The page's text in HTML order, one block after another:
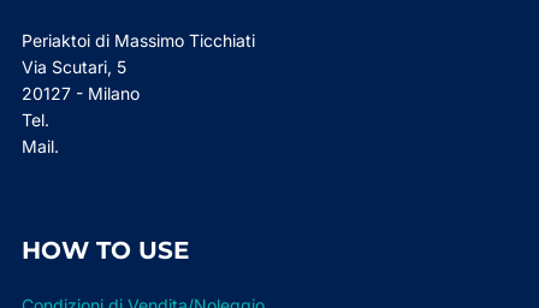
Periaktoi di Massimo Ticchiati
Via Scutari, 5
20127 - Milano
Tel.
Mail.
HOW TO USE